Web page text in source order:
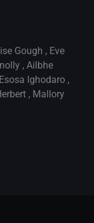
Gough , Eve
, Ailbhe
Esosa Ighodaro ,
, Mallory